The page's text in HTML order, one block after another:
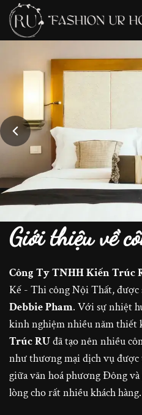
Giới thiệu về
Công Ty TNHH Kiến Trúc
Kế - Thi công Nội Thất, được
Debbie Pham. Với sự nhiệt
kinh nghiệm nhiều năm thiết
Trúc RUđã tạo nên nhiều
như thương mại dịch vụ
giữa văn hoá phương Đông
lòng cho rất nhiều khách hàng.